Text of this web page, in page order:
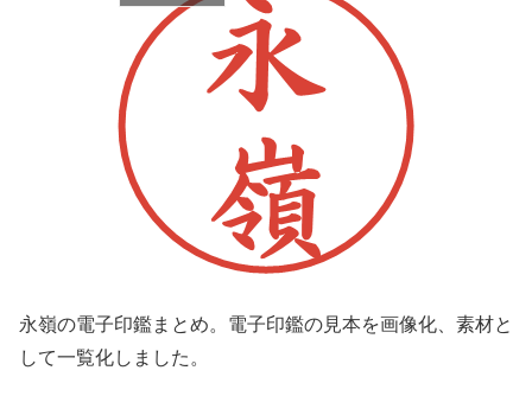
永嶺の電子印鑑まとめ。電子印鑑の見本を画像化、素材と
して一覧化しました。